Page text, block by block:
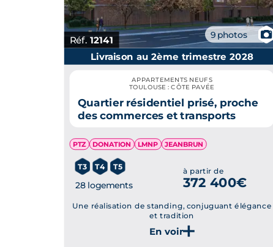
Réf. 12141 9 photos 📷
Je découvre ce programme
Livraison au 2ème trimestre 2028
APPARTEMENTS NEUFS
TOULOUSE : CÔTE PAVÉE
Quartier résidentiel prisé, proche
des commerces et transports
PTZ DONATION LMNP JEANBRUN
T3 T4 T5
28 logements
à partir de
372 400€
Une réalisation de standing, conjuguant élégance
et tradition